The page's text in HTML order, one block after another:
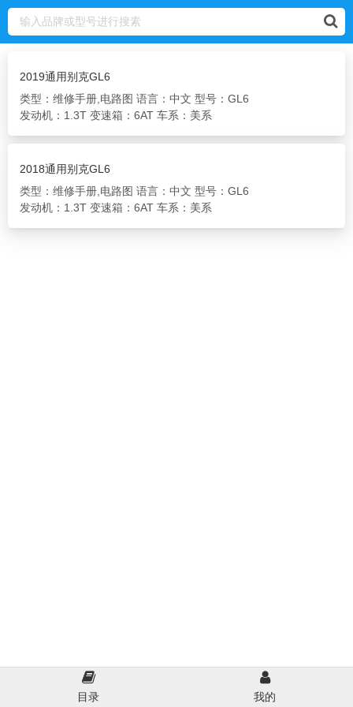
2019通用别克GL6
类型：维修手册,电路图 语言：中文 型号：GL6
发动机：1.3T 变速箱：6AT 车系：美系
2018通用别克GL6
类型：维修手册,电路图 语言：中文 型号：GL6
发动机：1.3T 变速箱：6AT 车系：美系
目录 我的